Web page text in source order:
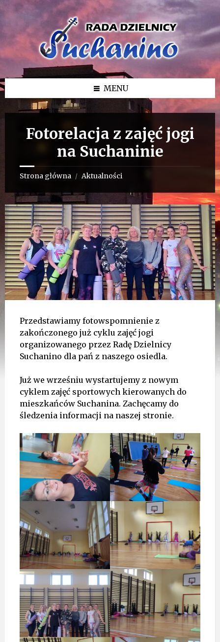
Przejdź
Przejdź
bocznego
Przejdź
MENU
Fotorelacja z zajęć jogi
na Suchaninie
Strona główna / Aktualności
Przedstawiamy fotowspomnienie z
zakończonego już cyklu zajęć jogi
organizowanego przez Radę Dzielnicy
Suchanino dla pań z naszego osiedla.
Już we wrześniu wystartujemy z nowym
cyklem zajęć sportowych kierowanych do
mieszkańców Suchanina. Zachęcamy do
śledzenia informacji na naszej stronie.